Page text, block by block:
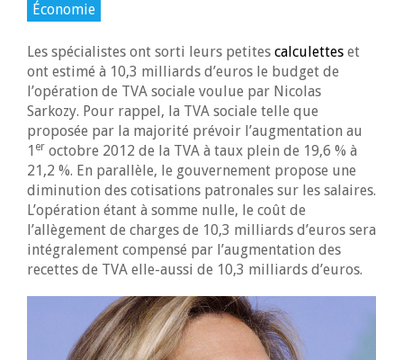
Économie
Les spécialistes ont sorti leurs petites calculettes et
ont estimé à 10,3 milliards d’euros le budget de
l’opération de TVA sociale voulue par Nicolas
Sarkozy. Pour rappel, la TVA sociale telle que
proposée par la majorité prévoir l’augmentation au
1 er octobre 2012 de la TVA à taux plein de 19,6 % à
21,2 %. En parallèle, le gouvernement propose une
diminution des cotisations patronales sur les salaires.
L’opération étant à somme nulle, le coût de
l’allègement de charges de 10,3 milliards d’euros sera
intégralement compensé par l’augmentation des
recettes de TVA elle-aussi de 10,3 milliards d’euros.